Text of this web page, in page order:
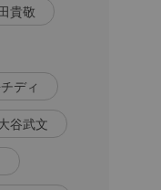
貴敬
ディ
谷武文